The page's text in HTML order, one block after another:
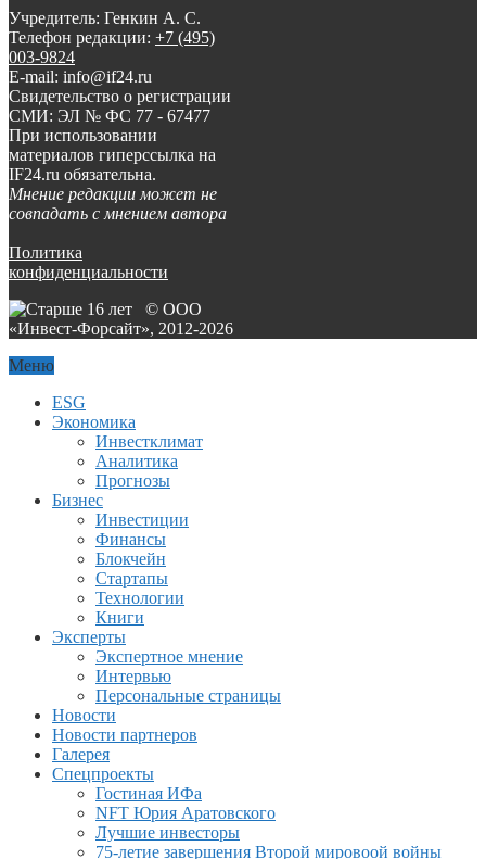
Учредитель: Генкин А. С.
Телефон редакции: +7 (495)
003-9824
E-mail: info@if24.ru
Свидетельство о регистрации
СМИ: ЭЛ № ФС 77 - 67477
При использовании
материалов гиперссылка на
IF24.ru обязательна.
Мнение редакции может не
совпадать с мнением автора
Политика
конфиденциальности
© ООО
«Инвест-Форсайт», 2012-2026
Меню
ESG
Экономика
Инвестклимат
Аналитика
Прогнозы
Бизнес
Инвестиции
Финансы
Блокчейн
Стартапы
Технологии
Книги
Эксперты
Экспертное мнение
Интервью
Персональные страницы
Новости
Новости партнеров
Галерея
Спецпроекты
Гостиная ИФа
NFT Юрия Аратовского
Лучшие инвесторы
75-летие завершения Второй мировоой войны